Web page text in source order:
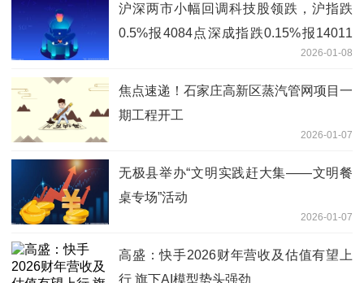
沪深两市小幅回调科技股领跌，沪指跌
0.5%报4084点深成指跌0.15%报14011
2026-01-08
焦点速递！石家庄高新区蒸汽管网项目一
期工程开工
2026-01-07
无极县举办“文明实践赶大集——文明餐
桌专场”活动
2026-01-07
高盛：快手2026财年营收及估值有望上
行 旗下AI模型势头强劲